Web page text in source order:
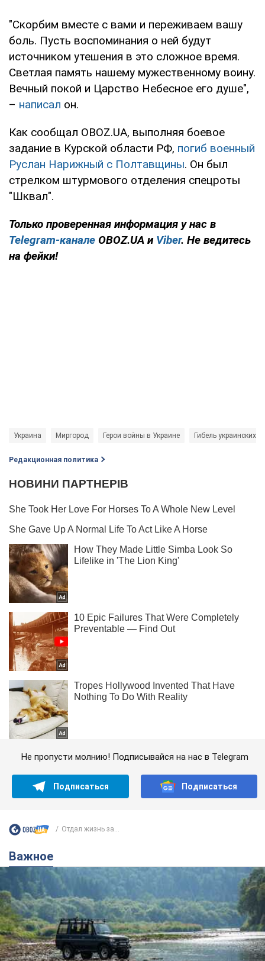
"Скорбим вместе с вами и переживаем вашу
боль. Пусть воспоминания о ней будут
источником утешения в это сложное время.
Светлая память нашему мужественному воину.
Вечный покой и Царство Небесное его душе",
– написал он.
Как сообщал OBOZ.UA, выполняя боевое
задание в Курской области РФ, погиб военный
Руслан Нарижный с Полтавщины. Он был
стрелком штурмового отделения спецроты
"Шквал".
Только проверенная информация у нас в
Telegram-канале OBOZ.UA и Viber. Не ведитесь
на фейки!
Украина Миргород Герои войны в Украине Гибель украинских
Редакционная политика
Не пропусти молнию! Подписывайся на нас в Telegram
Подписаться Подписаться
Отдал жизнь за...
Важное